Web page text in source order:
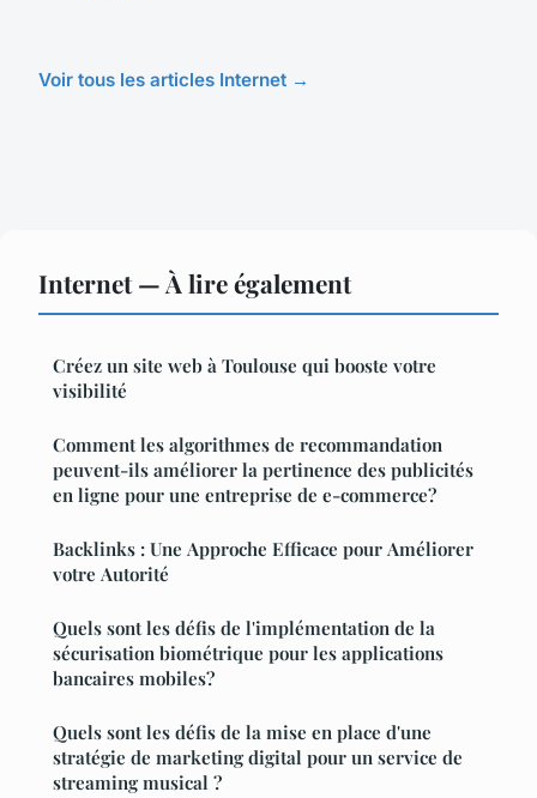
Voir tous les articles Internet →
Internet — À lire également
Créez un site web à Toulouse qui booste votre
visibilité
Comment les algorithmes de recommandation
peuvent-ils améliorer la pertinence des publicités
en ligne pour une entreprise de e-commerce?
Backlinks : Une Approche Efficace pour Améliorer
votre Autorité
Quels sont les défis de l'implémentation de la
sécurisation biométrique pour les applications
bancaires mobiles?
Quels sont les défis de la mise en place d'une
stratégie de marketing digital pour un service de
streaming musical ?